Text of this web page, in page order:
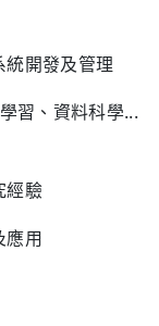
開發及管理
習、資料科學...
經驗
應用